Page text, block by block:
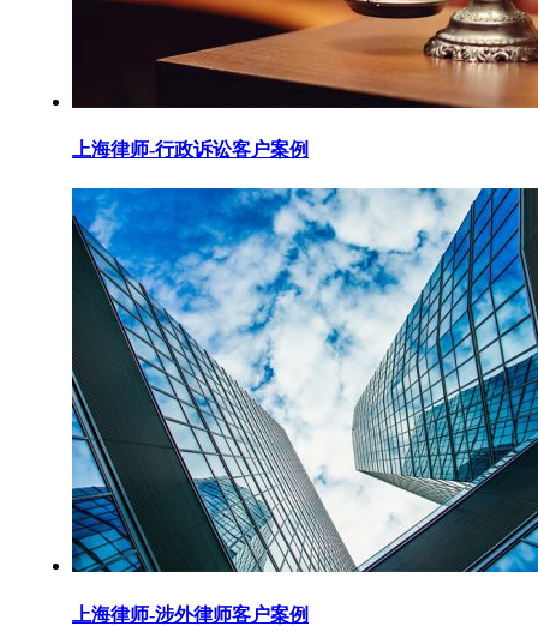
上海律师-行政诉讼客户案例
上海律师-涉外律师客户案例